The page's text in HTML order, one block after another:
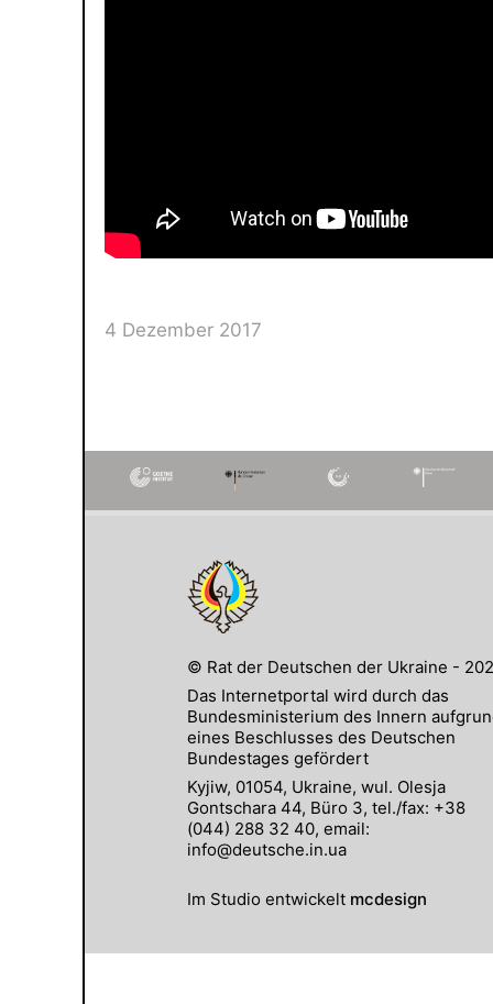
4 Dezember 2017
© Rat der Deutschen der Ukraine -
Das Internetportal wird durch das
Bundesministerium des Innern
eines Beschlusses des Deutschen
Bundestages gefördert
Kyjiw, 01054, Ukraine, wul. Olesja
Gontschara 44, Büro 3, tel./fax: +38
(044) 288 32 40, email:
info@deutsche.in.ua
Im Studio entwickelt mcdesign